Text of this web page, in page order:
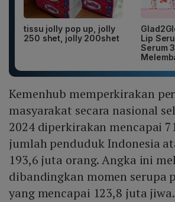
tissu jolly pop up, jolly
250 shet, jolly 200shet
Lip
Serum
Kemenhub memperkirakan
masyarakat secara nasional
2024 diperkirakan mencapai
jumlah penduduk Indonesia
193,6 juta orang. Angka ini
dibandingkan momen serupa
yang mencapai 123,8 juta jiwa.